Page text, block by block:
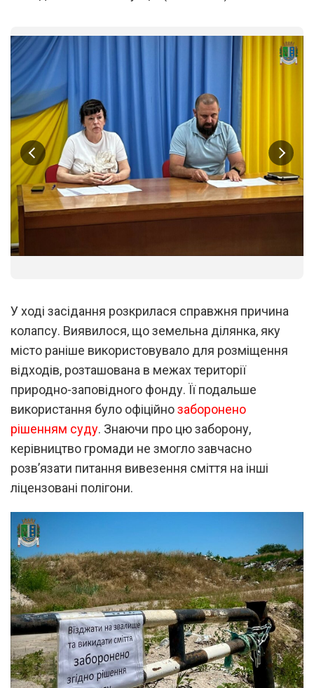
У ході засідання розкрилася справжня причина
колапсу. Виявилося, що земельна ділянка, яку
місто раніше використовувало для розміщення
відходів, розташована в межах території
природно-заповідного фонду. Її подальше
використання було офіційнозаборонено
рішенням суду. Знаючи про цю заборону,
керівництво громади не змогло завчасно
розв’язати питання вивезення сміття на інші
ліцензовані полігони.